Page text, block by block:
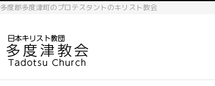
度郡多度津町のプロテスタントのキリスト教会